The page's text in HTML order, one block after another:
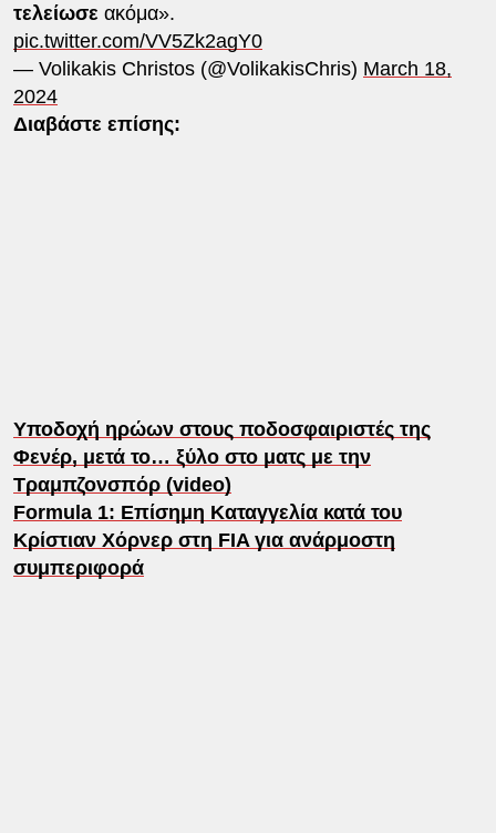
τελείωσε ακόμα».
pic.twitter.com/VV5Zk2agY0
— Volikakis Christos (@VolikakisChris) March 18,
2024
Διαβάστε επίσης:
Υποδοχή ηρώων στους ποδοσφαιριστές της
Φενέρ, μετά το… ξύλο στο ματς με την
Τραμπζονσπόρ (video)
Formula 1: Επίσημη Καταγγελία κατά του
Κρίστιαν Χόρνερ στη FIA για ανάρμοστη
συμπεριφορά